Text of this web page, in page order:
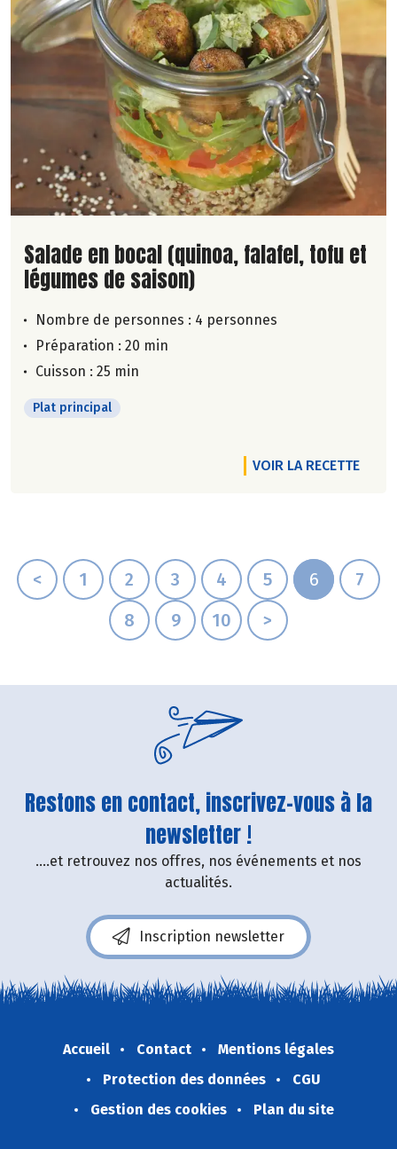
Lire la suite de la recette
Salade en bocal (quinoa, falafel, tofu et
légumes de saison)
Nombre de personnes : 4 personnes
Préparation : 20 min
Cuisson : 25 min
Plat principal
VOIR LA RECETTE
< 1 2 3 4 5 6
7
8
9 10 >
Restons en contact, inscrivez-vous à la
newsletter !
....et retrouvez nos offres, nos événements et nos
actualités.
Inscription newsletter
Accueil Contact
Mentions légales
Protection des données
CGU
Gestion des cookies
Plan du site